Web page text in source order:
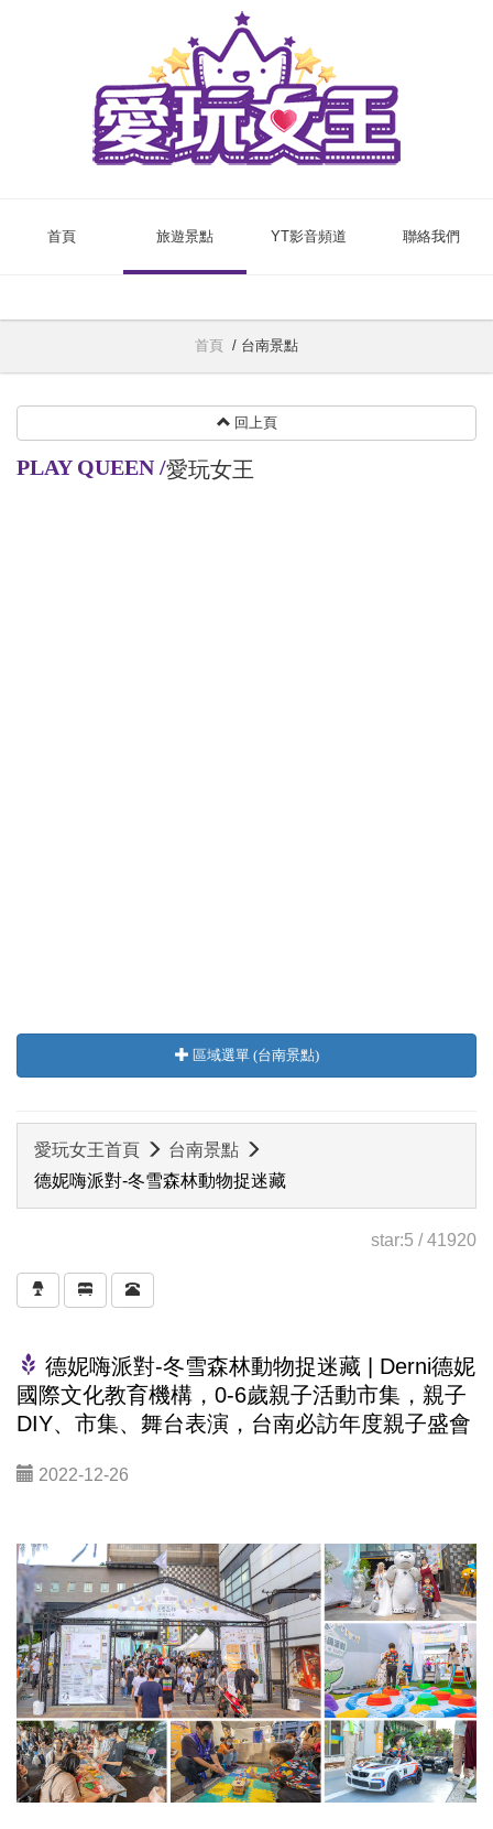
首頁 旅遊景點 YT影音頻道 聯絡我們
首頁 / 台南景點
回上頁
PLAY QUEEN/愛玩女王
區域選單 (台南景點)
愛玩女王首頁
台南景點
德妮嗨派對-冬雪森林動物捉迷藏
star:5 /41920
德妮嗨派對-冬雪森林動物捉迷藏 | Derni德妮
國際文化教育機構，0-6歲親子活動市集，親子
DIY、市集、舞台表演，台南必訪年度親子盛會
2022-12-26